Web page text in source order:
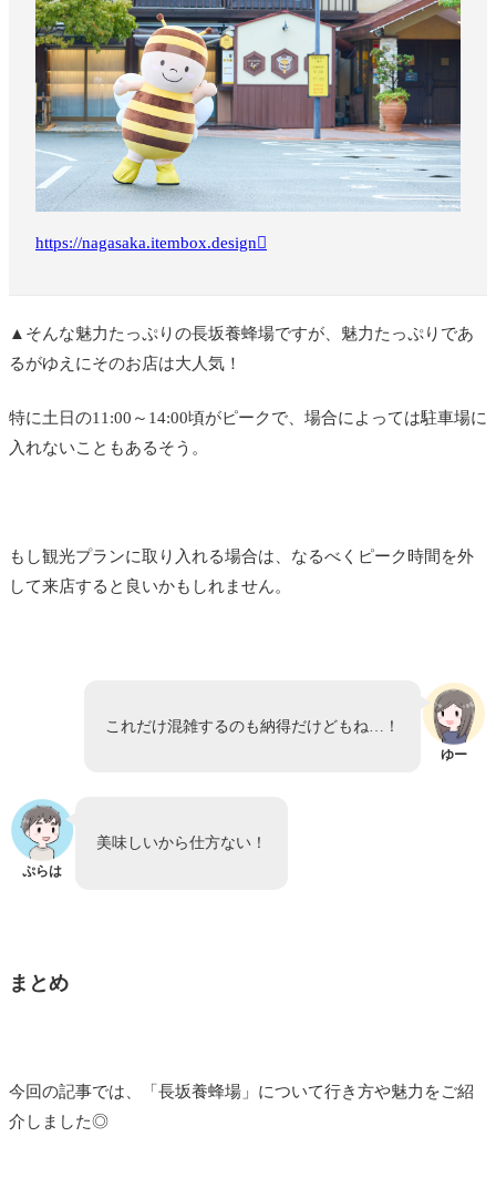
https://nagasaka.itembox.design
▲そんな魅力たっぷりの長坂養蜂場ですが、魅力たっぷりであ
るがゆえにそのお店は大人気！
特に土日の11:00～14:00頃がピークで、場合によっては駐車場に
入れないこともあるそう。
もし観光プランに取り入れる場合は、なるべくピーク時間を外
して来店すると良いかもしれません。
ゆー
これだけ混雑するのも納得だけどもね…！
ぷらは
美味しいから仕方ない！
まとめ
今回の記事では、「長坂養蜂場」について行き方や魅力をご紹
介しました◎